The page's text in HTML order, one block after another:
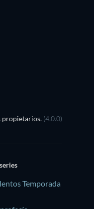
propietarios. (4.0.0)
Temporada